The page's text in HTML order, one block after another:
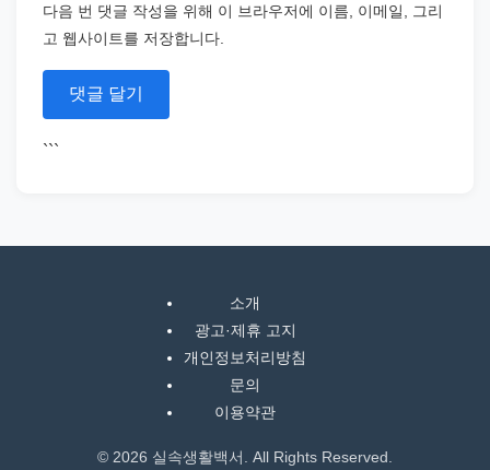
다음 번 댓글 작성을 위해 이 브라우저에 이름, 이메일, 그리
고 웹사이트를 저장합니다.
```
소개
광고·제휴 고지
개인정보처리방침
문의
이용약관
© 2026 실속생활백서. All Rights Reserved.